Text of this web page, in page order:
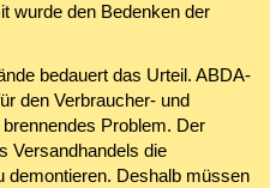
wurde den Bedenken der
bedauert das Urteil. ABDA-
den Verbraucher- und
Problem. Der
Versandhandels die
demontieren. Deshalb müssen